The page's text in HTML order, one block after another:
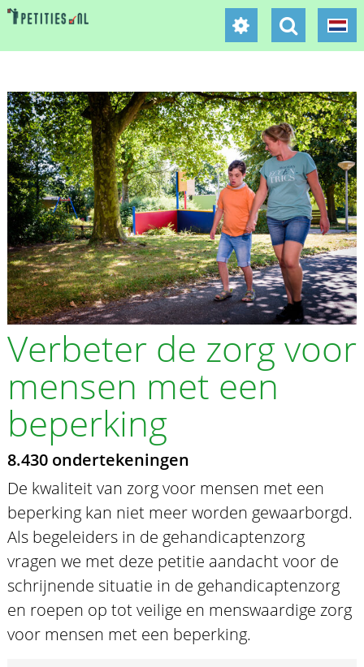
Verbeter de zorg voor
mensen met een
beperking
8.430 ondertekeningen
De kwaliteit van zorg voor mensen met een
beperking kan niet meer worden gewaarborgd.
Als begeleiders in de gehandicaptenzorg
vragen we met deze petitie aandacht voor de
schrijnende situatie in de gehandicaptenzorg
en roepen op tot veilige en menswaardige zorg
voor mensen met een beperking.